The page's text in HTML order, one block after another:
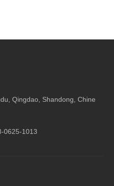
Qingdao, Shandong, Chine
0625-1013